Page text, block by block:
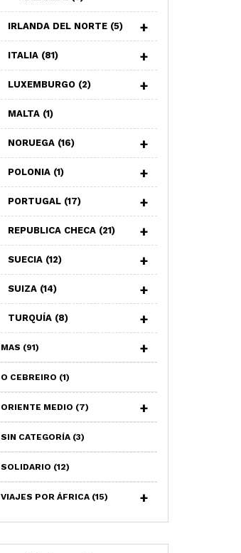
IRLANDA DEL NORTE (5)
ITALIA (81)
LUXEMBURGO (2)
MALTA (1)
NORUEGA (16)
POLONIA (1)
PORTUGAL (17)
REPUBLICA CHECA (21)
SUECIA (12)
SUIZA (14)
TURQUÍA (8)
MAS (91)
O CEBREIRO (1)
ORIENTE MEDIO (7)
SIN CATEGORÍA (3)
SOLIDARIO (12)
VIAJES POR ÁFRICA (15)